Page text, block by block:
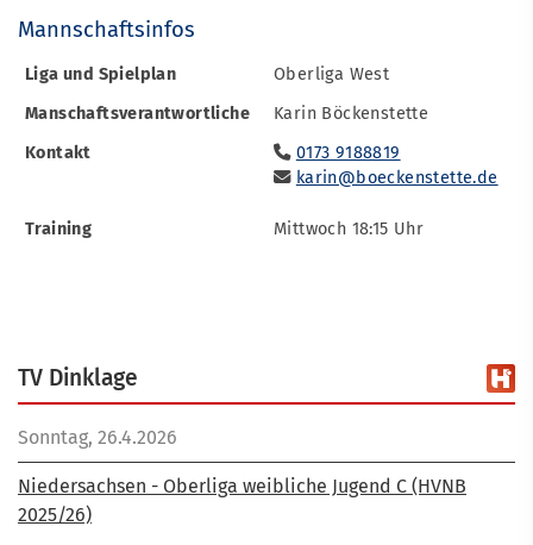
Mannschaftsinfos
Liga und Spielplan
Oberliga West
Manschaftsverantwortliche
Karin Böckenstette
Kontakt
0173 9188819
karin@boeckenstette.de
Training Mittwoch 18:15 Uhr
TV Dinklage
Sonntag, 26.4.2026
Niedersachsen - Oberliga weibliche Jugend C (HVNB
2025/26)